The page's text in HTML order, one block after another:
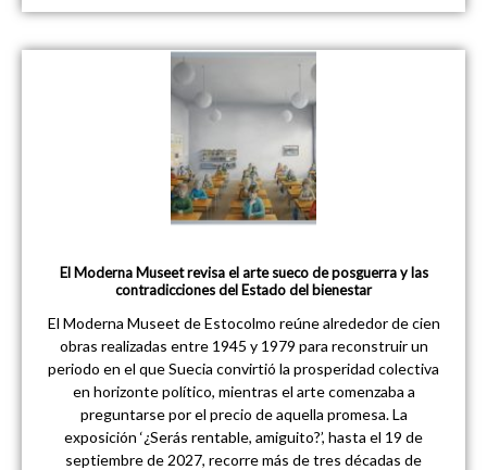
El Moderna Museet revisa el arte sueco de posguerra y las
contradicciones del Estado del bienestar
El Moderna Museet de Estocolmo reúne alrededor de cien
obras realizadas entre 1945 y 1979 para reconstruir un
periodo en el que Suecia convirtió la prosperidad colectiva
en horizonte político, mientras el arte comenzaba a
preguntarse por el precio de aquella promesa. La
exposición ‘¿Serás rentable, amiguito?’, hasta el 19 de
septiembre de 2027, recorre más de tres décadas de